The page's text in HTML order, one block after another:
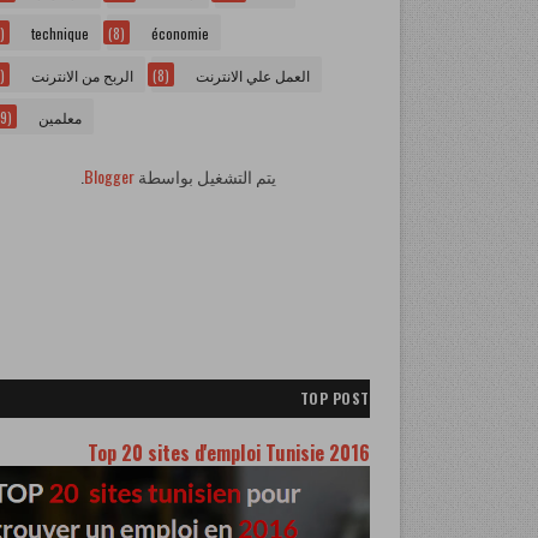
technique économie
(8)
الربح من الانترنت العمل علي الانترنت (8)
معلمين
يتم التشغيل بواسطةBlogger
TOP POST
Top 20 sites d'emploi Tunisie 2016